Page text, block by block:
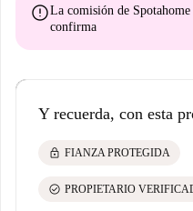
errorLa comisión de Spotahome
confirma
Y recuerda, con esta
lock FIANZA PROTEGIDA
check_circle PROPIETARIO